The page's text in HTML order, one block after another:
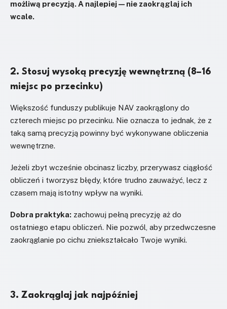
możliwą precyzją. A najlepiej — nie zaokrąglaj ich
wcale.
2. Stosuj wysoką precyzję wewnętrzną (8–16
miejsc po przecinku)
Większość funduszy publikuje NAV zaokrąglony do
czterech miejsc po przecinku. Nie oznacza to jednak, że z
taką samą precyzją powinny być wykonywane obliczenia
wewnętrzne.
Jeżeli zbyt wcześnie obcinasz liczby, przerywasz ciągłość
obliczeń i tworzysz błędy, które trudno zauważyć, lecz z
czasem mają istotny wpływ na wyniki.
Dobra praktyka: zachowuj pełną precyzję aż do
ostatniego etapu obliczeń. Nie pozwól, aby przedwczesne
zaokrąglanie po cichu zniekształcało Twoje wyniki.
3. Zaokrąglaj jak najpóźniej